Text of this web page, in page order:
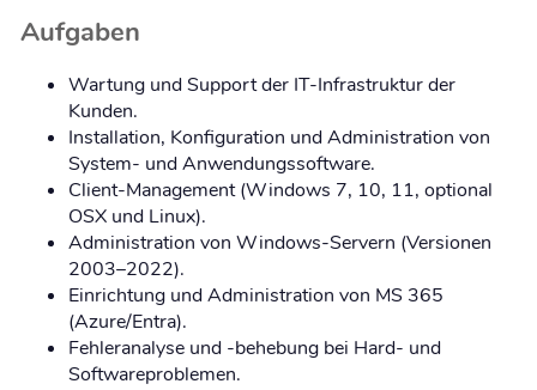
Aufgaben
Wartung und Support der IT-Infrastruktur der
Kunden.
Installation, Konfiguration und Administration von
System- und Anwendungssoftware.
Client-Management (Windows 7, 10, 11, optional
OSX und Linux).
Administration von Windows-Servern (Versionen
2003–2022).
Einrichtung und Administration von MS 365
(Azure/Entra).
Fehleranalyse und -behebung bei Hard- und
Softwareproblemen.